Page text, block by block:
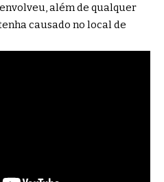
além de qualquer
causado no local de